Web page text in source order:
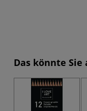
Das könnte